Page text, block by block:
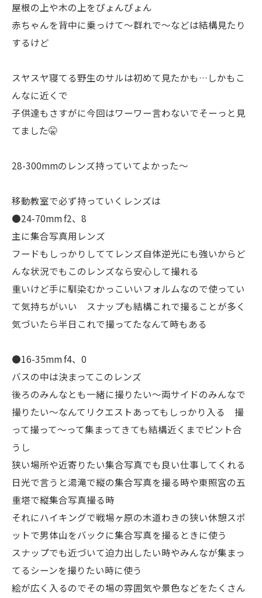
屋根の上や木の上をぴょんぴょん
赤ちゃんを背中に乗っけて〜群れで〜などは結構見たり
するけど
スヤスヤ寝てる野生のサルは初めて見たかも…しかもこ
んなに近くで
子供達もさすがに今回はワーワー言わないでそーっと見
てました🤫
28-300mmのレンズ持っていてよかった〜
移動教室で必ず持っていくレンズは
●24-70mm f2、8
主に集合写真用レンズ
フードもしっかりしててレンズ自体逆光にも強いからど
んな状況でもこのレンズなら安心して撮れる
重いけど手に馴染むかっこいいフォルムなので使ってい
て気持ちがいい スナップも結構これで撮ることが多く
気づいたら半日これで撮ってたなんて時もある
●16-35mm f4、0
バスの中は決まってこのレンズ
後ろのみんなとも一緒に撮りたい〜両サイドのみんなで
撮りたい〜なんてリクエストあってもしっかり入る 撮
って撮って〜って集まってきても結構近くまでピント合
うし
狭い場所や近寄りたい集合写真でも良い仕事してくれる
日光で言うと湯滝で縦の集合写真を撮る時や東照宮の五
重塔で縦集合写真撮る時
それにハイキングで戦場ヶ原の木道わきの狭い休憩スポ
ットで男体山をバックに集合写真を撮るときに使う
スナップでも近づいて迫力出したい時やみんなが集まっ
てるシーンを撮りたい時に使う
絵が広く入るのでその場の雰囲気や景色などをたくさん